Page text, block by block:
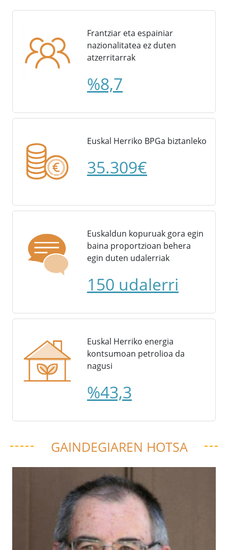
Frantziar eta espainiar
nazionalitatea ez duten
atzerritarrak
%8,7
Euskal Herriko BPGa biztanleko
35.309€
Euskaldun kopuruak gora egin
baina proportzioan behera
egin duten udalerriak
150 udalerri
Euskal Herriko energia
kontsumoan petrolioa da
nagusi
%43,3
GAINDEGIAREN HOTSA